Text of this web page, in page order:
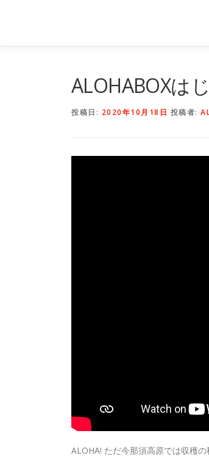
ン
ALOHABOXは
投稿日: 2020年10月18日 投稿者:
ALOHA! ただ今那須高原では収穫